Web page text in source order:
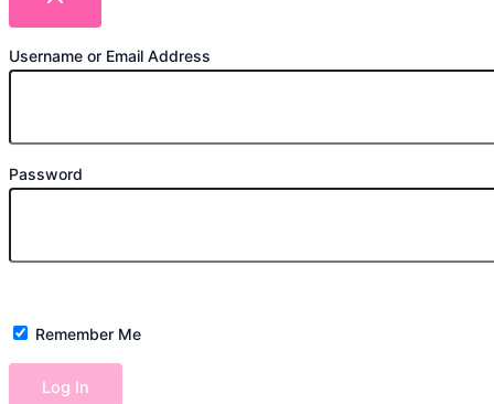
Username or Email Address
Password
Remember Me